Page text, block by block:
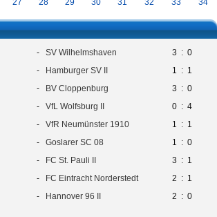
27 28 29 30 31 32 33 34
- SV Wilhelmshaven 3 : 0
- Hamburger SV II 1 : 1
- BV Cloppenburg 3 : 0
- VfL Wolfsburg II 0 : 4
- VfR Neumünster 1910 1 : 1
- Goslarer SC 08 1 : 0
- FC St. Pauli II 3 : 1
- FC Eintracht Norderstedt 2 : 1
- Hannover 96 II 2 : 0